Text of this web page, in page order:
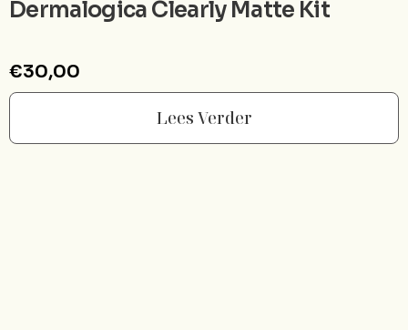
Dermalogica Clearly Matte Kit
€30,00
Lees Verder